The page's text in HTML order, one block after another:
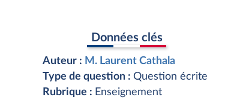
Données clés
Auteur : M. Laurent Cathala
Type de question : Question écrite
Rubrique : Enseignement